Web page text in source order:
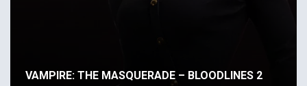
VAMPIRE: THE MASQUERADE – BLOODLINES 2